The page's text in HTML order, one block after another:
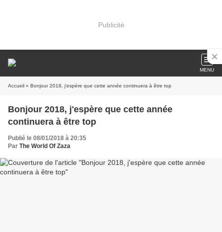
Publicité
MENU
Accueil » Bonjour 2018, j'espère que cette année continuera à être top
Bonjour 2018, j'espère que cette année
continuera à être top
Publié le 08/01/2018 à 20:35
Par The World Of Zaza